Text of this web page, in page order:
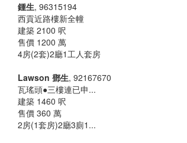
鍾生, 96315194
西貢近路樓新全幢
建築 2100 呎
售價 1200 萬
4房(2套)2廳1工人套房
Lawson 鄧生, 92167670
瓦瑤頭●三樓連已申...
建築 1460 呎
售價 360 萬
2房(1套房)2廳3廁1...